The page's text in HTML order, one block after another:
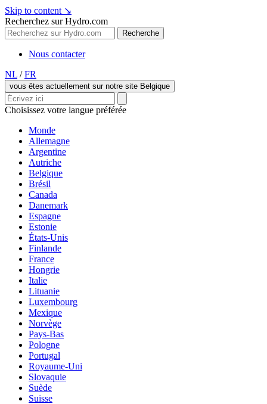
Skip to content ↘
Recherchez sur Hydro.com
Recherche
Nous contacter
NL / FR
vous êtes actuellement sur notre site Belgique
Choisissez votre langue préférée
Monde
Allemagne
Argentine
Autriche
Belgique
Brésil
Canada
Danemark
Espagne
Estonie
États-Unis
Finlande
France
Hongrie
Italie
Lituanie
Luxembourg
Mexique
Norvège
Pays-Bas
Pologne
Portugal
Royaume-Uni
Slovaquie
Suède
Suisse